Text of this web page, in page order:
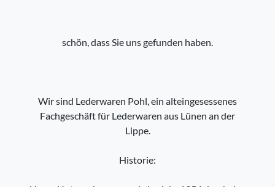
schön, dass Sie uns gefunden haben.
Wir sind Lederwaren Pohl, ein alteingesessenes
Fachgeschäft für Lederwaren aus Lünen an der
Lippe.
Historie: